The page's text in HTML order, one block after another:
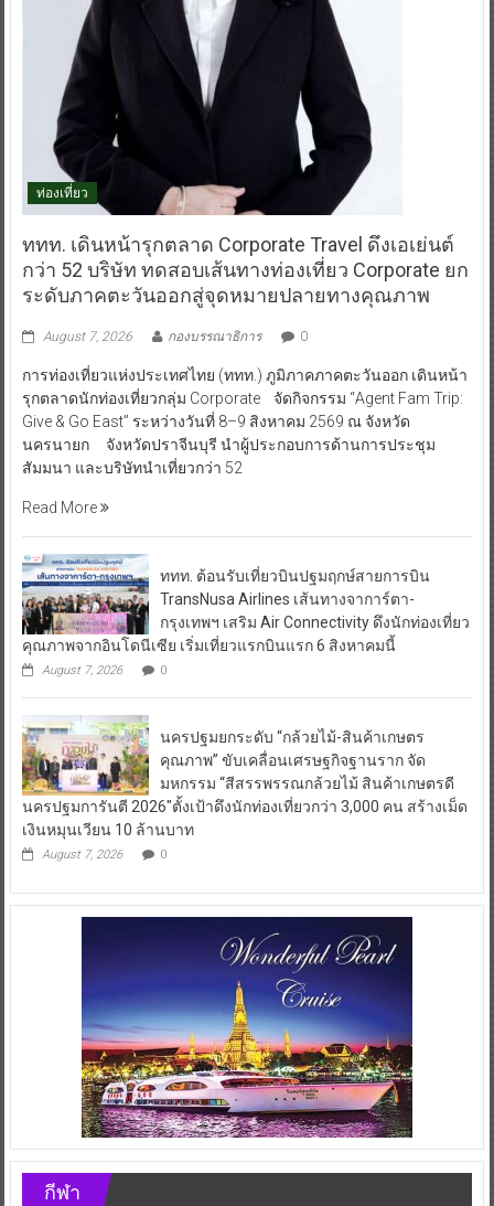
ท่องเที่ยว
ททท. เดินหน้ารุกตลาด Corporate Travel ดึงเอเย่นต์
กว่า 52 บริษัท ทดสอบเส้นทางท่องเที่ยว Corporate ยก
ระดับภาคตะวันออกสู่จุดหมายปลายทางคุณภาพ
August 7, 2026 กองบรรณาธิการ 0
การท่องเที่ยวแห่งประเทศไทย (ททท.) ภูมิภาคภาคตะวันออก เดินหน้า
รุกตลาดนักท่องเที่ยวกลุ่ม Corporate จัดกิจกรรม “Agent Fam Trip:
Give & Go East” ระหว่างวันที่ 8–9 สิงหาคม 2569 ณ จังหวัด
นครนายก จังหวัดปราจีนบุรี นำผู้ประกอบการด้านการประชุม
สัมมนา และบริษัทนำเที่ยวกว่า 52
Read More
ททท. ต้อนรับเที่ยวบินปฐมฤกษ์สายการบิน
TransNusa Airlines เส้นทางจาการ์ตา-
กรุงเทพฯ เสริม Air Connectivity ดึงนักท่องเที่ยว
คุณภาพจากอินโดนีเซีย เริ่มเที่ยวแรกบินแรก 6 สิงหาคมนี้
August 7, 2026 0
นครปฐมยกระดับ “กล้วยไม้-สินค้าเกษตร
คุณภาพ” ขับเคลื่อนเศรษฐกิจฐานราก จัด
มหกรรม “สีสรรพรรณกล้วยไม้ สินค้าเกษตรดี
นครปฐมการันตี 2026″ตั้งเป้าดึงนักท่องเที่ยวกว่า 3,000 คน สร้างเม็ด
เงินหมุนเวียน 10 ล้านบาท
August 7, 2026 0
กีฬา